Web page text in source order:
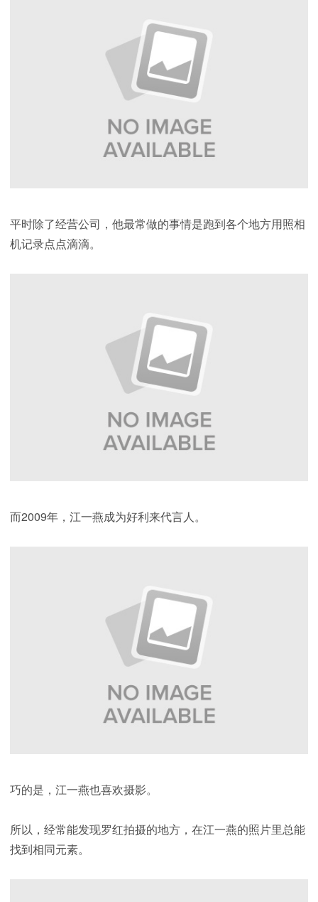
平时除了经营公司，他最常做的事情是跑到各个地方用照相
机记录点点滴滴。
而2009年，江一燕成为好利来代言人。
巧的是，江一燕也喜欢摄影。
所以，经常能发现罗红拍摄的地方，在江一燕的照片里总能
找到相同元素。